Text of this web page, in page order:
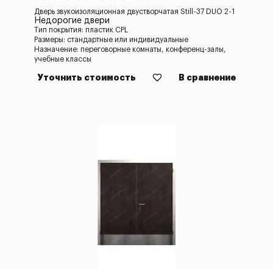
Дверь звукоизоляционная двустворчатая Still-37 DUO 2-1
Недорогие двери
Тип покрытия: пластик CPL
Размеры: стандартные или индивидуальные
Назначение: переговорные комнаты, конференц-залы,
учебные классы
Уточнить стоимость В сравнение